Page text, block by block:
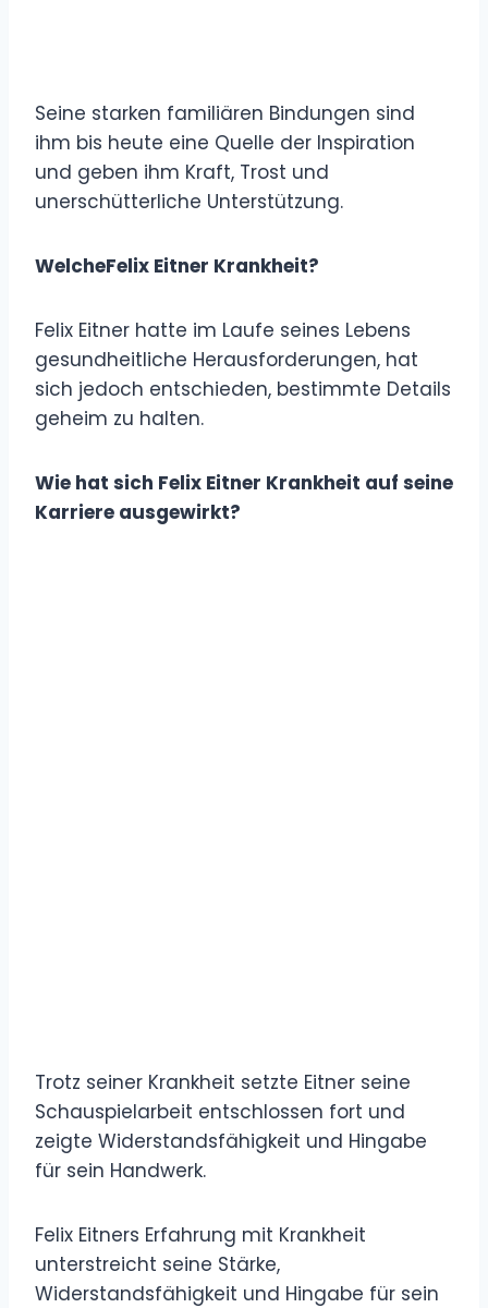
Seine starken familiären Bindungen sind
ihm bis heute eine Quelle der Inspiration
und geben ihm Kraft, Trost und
unerschütterliche Unterstützung.
WelcheFelix Eitner Krankheit?
Felix Eitner hatte im Laufe seines Lebens
gesundheitliche Herausforderungen, hat
sich jedoch entschieden, bestimmte Details
geheim zu halten.
Wie hat sich Felix Eitner Krankheit auf seine
Karriere ausgewirkt?
Trotz seiner Krankheit setzte Eitner seine
Schauspielarbeit entschlossen fort und
zeigte Widerstandsfähigkeit und Hingabe
für sein Handwerk.
Felix Eitners Erfahrung mit Krankheit
unterstreicht seine Stärke,
Widerstandsfähigkeit und Hingabe für sein